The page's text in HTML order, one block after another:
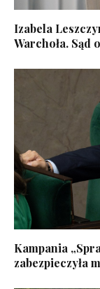
Izabela
Warchoła. Sąd
Kampania
zabezpieczyła